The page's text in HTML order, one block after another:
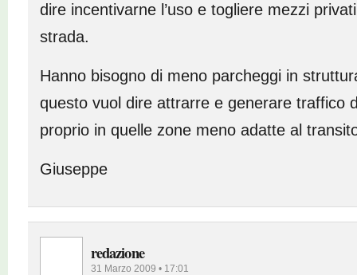
dire incentivarne l’uso e togliere mezzi
strada.
Hanno bisogno di meno parcheggi in
questo vuol dire attrarre e generare traffico
proprio in quelle zone meno adatte al
Giuseppe
redazione
31 Marzo 2009 • 17:01